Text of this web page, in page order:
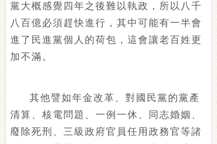
黨大概感覺四年之後難以執政，所以八千
八百億必須趕快進行，其中可能有一半會
進了民進黨個人的荷包，這會讓老百姓更
加不滿。
其他譬如年金改革、對國民黨的黨產
清算、核電問題、一例一休、同志婚姻、
廢除死刑、三級政府官員任用政務官等諸